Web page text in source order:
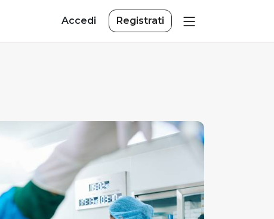
Accedi Registrati